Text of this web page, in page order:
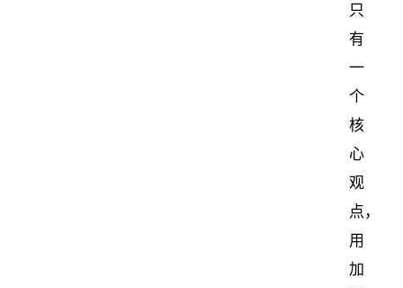
只
有
一
个
核
心
观
点，
用
加